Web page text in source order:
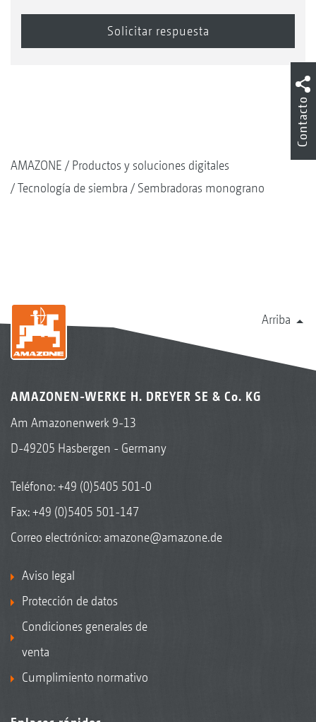
Maíz
Algodón
AMAZONE
Productos y soluciones digitales
Tecnología de siembra
Sembradoras monograno
Arriba
AMAZONEN-WERKE H. DREYER SE & Co. KG
Am Amazonenwerk 9-13
D-49205 Hasbergen - Germany
Teléfono:+49 (0)5405 501-0
Fax: +49 (0)5405 501-147
Correo electrónico: amazone@amazone.de
Aviso legal
Protección de datos
Condiciones generales de
venta
Cumplimiento normativo
Contacto